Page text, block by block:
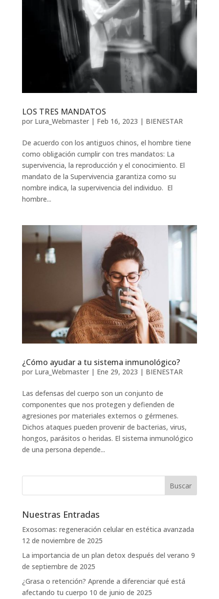
LOS TRES MANDATOS
por Lura_Webmaster| Feb 16, 2023 | BIENESTAR
De acuerdo con los antiguos chinos, el hombre tiene
como obligación cumplir con tres mandatos: La
supervivencia, la reproducción y el conocimiento. El
mandato de la Supervivencia garantiza como su
nombre indica, la supervivencia del individuo. El
hombre...
¿Cómo ayudar a tu sistema inmunológico?
por Lura_Webmaster| Ene 29, 2023 | BIENESTAR
Las defensas del cuerpo son un conjunto de
componentes que nos protegen y defienden de
agresiones por materiales externos o gérmenes.
Dichos ataques pueden provenir de bacterias, virus,
hongos, parásitos o heridas. El sistema inmunológico
de una persona depende...
Nuestras Entradas
Exosomas: regeneración celular en estética avanzada
12 de noviembre de 2025
La importancia de un plan detox después del verano 9
de septiembre de 2025
¿Grasa o retención? Aprende a diferenciar qué está
afectando tu cuerpo 10 de junio de 2025